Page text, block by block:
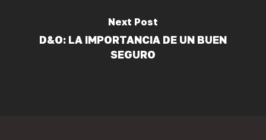
Next Post
D&O: LA IMPORTANCIA DE UN BUEN
SEGURO